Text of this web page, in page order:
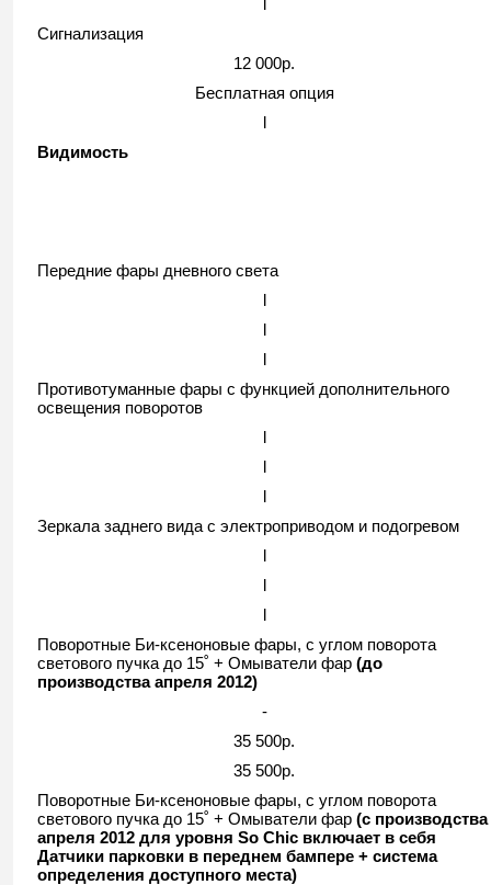
Сигнализация
12 000р.
Бесплатная опция
l
Видимость
Передние фары дневного света
l
l
l
Противотуманные фары с функцией дополнительного
освещения поворотов
l
l
l
Зеркала заднего вида с электроприводом и подогревом
l
l
l
Поворотные Би-ксеноновые фары, с углом поворота
светового пучка до 15˚ + Омыватели фар (до
производства апреля 2012)
-
35 500р.
35 500р.
Поворотные Би-ксеноновые фары, с углом поворота
светового пучка до 15˚ + Омыватели фар (с производства
апреля 2012 для уровня So Chic включает в себя
Датчики парковки в переднем бампере + система
определения доступного места)